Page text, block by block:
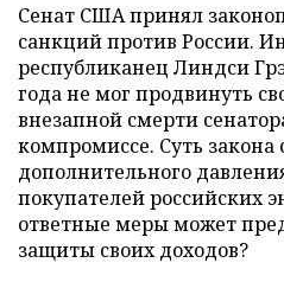
Сенат США принял
санкций против России.
республиканец Линдси
года не мог продвинуть
внезапной смерти
компромиссе. Суть закона
дополнительного
покупателей российских
ответные меры может
защиты своих доходов?